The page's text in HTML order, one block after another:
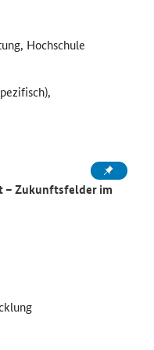
Hochschule
– Zukunftsfelder im